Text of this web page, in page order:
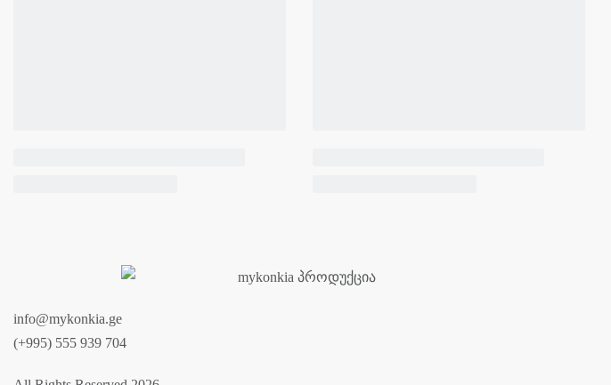
info@mykonkia.ge
(+995) 555 939 704